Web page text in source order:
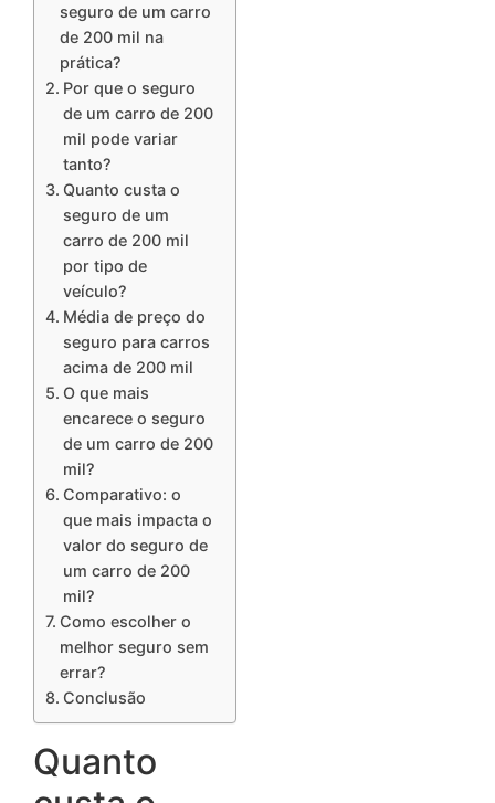
seguro de um carro
de 200 mil na
prática?
Por que o seguro
de um carro de 200
mil pode variar
tanto?
Quanto custa o
seguro de um
carro de 200 mil
por tipo de
veículo?
Média de preço do
seguro para carros
acima de 200 mil
O que mais
encarece o seguro
de um carro de 200
mil?
Comparativo: o
que mais impacta o
valor do seguro de
um carro de 200
mil?
Como escolher o
melhor seguro sem
errar?
Conclusão
Quanto